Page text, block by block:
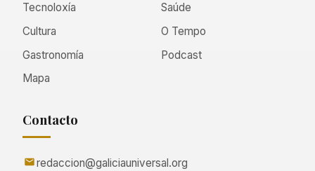
Tecnoloxía
Saúde
Cultura
O Tempo
Gastronomía
Podcast
Mapa
Contacto
redaccion@galiciauniversal.org